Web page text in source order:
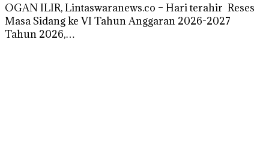
OGAN ILIR, Lintaswaranews.co – Hari terahir Reses
Masa Sidang ke VI Tahun Anggaran 2026-2027
Tahun 2026,…